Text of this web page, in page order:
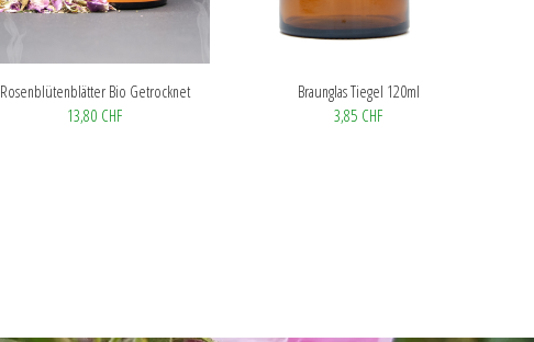
Rosenblütenblätter Bio Getrocknet
13,80 CHF
Braunglas Tiegel 120ml
3,85 CHF